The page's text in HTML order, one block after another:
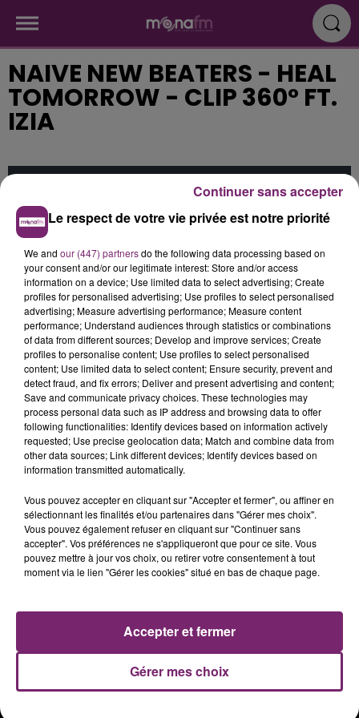
NAIVE NEW BEATERS - HEAL
TOMORROW - CLIP 360° FT.
IZIA
Cet élément est masqué compte-tenu du refus
du dépôt de cookies que vous avez exprimé. Si
vous souhaitez l'afficher, merci de nous donner
votre accord en cliquant sur le bouton ci-
dessous.
Afficher l'élément
Publié : 10 février 2016 à 18h01
NAIVE NEW BEATERS - HEAL
TOMORROW - CLIP 360° FT. IZIA
ACTUS RADIO
PODCASTS
Plan du site
Mentions légales
Le respect de votre vie privée est notre priorité
We and our (447) partnersdo the following data processing based on
your consent and/or our legitimate interest: Store and/or access
information on a device; Use limited data to select advertising; Create
profiles for personalised advertising; Use profiles to select personalised
advertising; Measure advertising performance; Measure content
performance; Understand audiences through statistics or combinations
of data from different sources; Develop and improve services; Create
profiles to personalise content; Use profiles to select personalised
content; Use limited data to select content; Ensure security, prevent and
detect fraud, and fix errors; Deliver and present advertising and content;
Save and communicate privacy choices. These technologies may
process personal data such as IP address and browsing data to offer
following functionalities: Identify devices based on information actively
requested; Use precise geolocation data; Match and combine data from
other data sources; Link different devices; Identify devices based on
information transmitted automatically.
Vous pouvez accepter en cliquant sur "Accepter et fermer", ou affiner en
sélectionnant les finalités et/ou partenaires dans "Gérer mes choix".
Vous pouvez également refuser en cliquant sur "Continuer sans
accepter". Vos préférences ne s'appliqueront que pour ce site. Vous
pouvez mettre à jour vos choix, ou retirer votre consentement à tout
moment via le lien "Gérer les cookies" situé en bas de chaque page.
Gérer mes choix
Accepter et fermer
Continuer sans accepter